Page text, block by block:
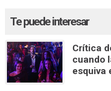
Te puede interesar
Crítica
cuando
esquiva